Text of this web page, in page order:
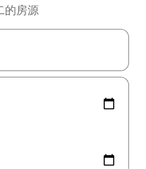
的房源
查看，或通过点击或滑动手势